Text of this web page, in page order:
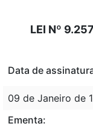
LEI Nº
Data de
09 de Janeiro de
Ementa: